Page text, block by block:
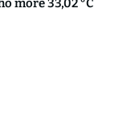
moře 33,02 °C